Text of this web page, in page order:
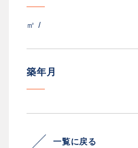
㎡ /
築年月
一覧に戻る